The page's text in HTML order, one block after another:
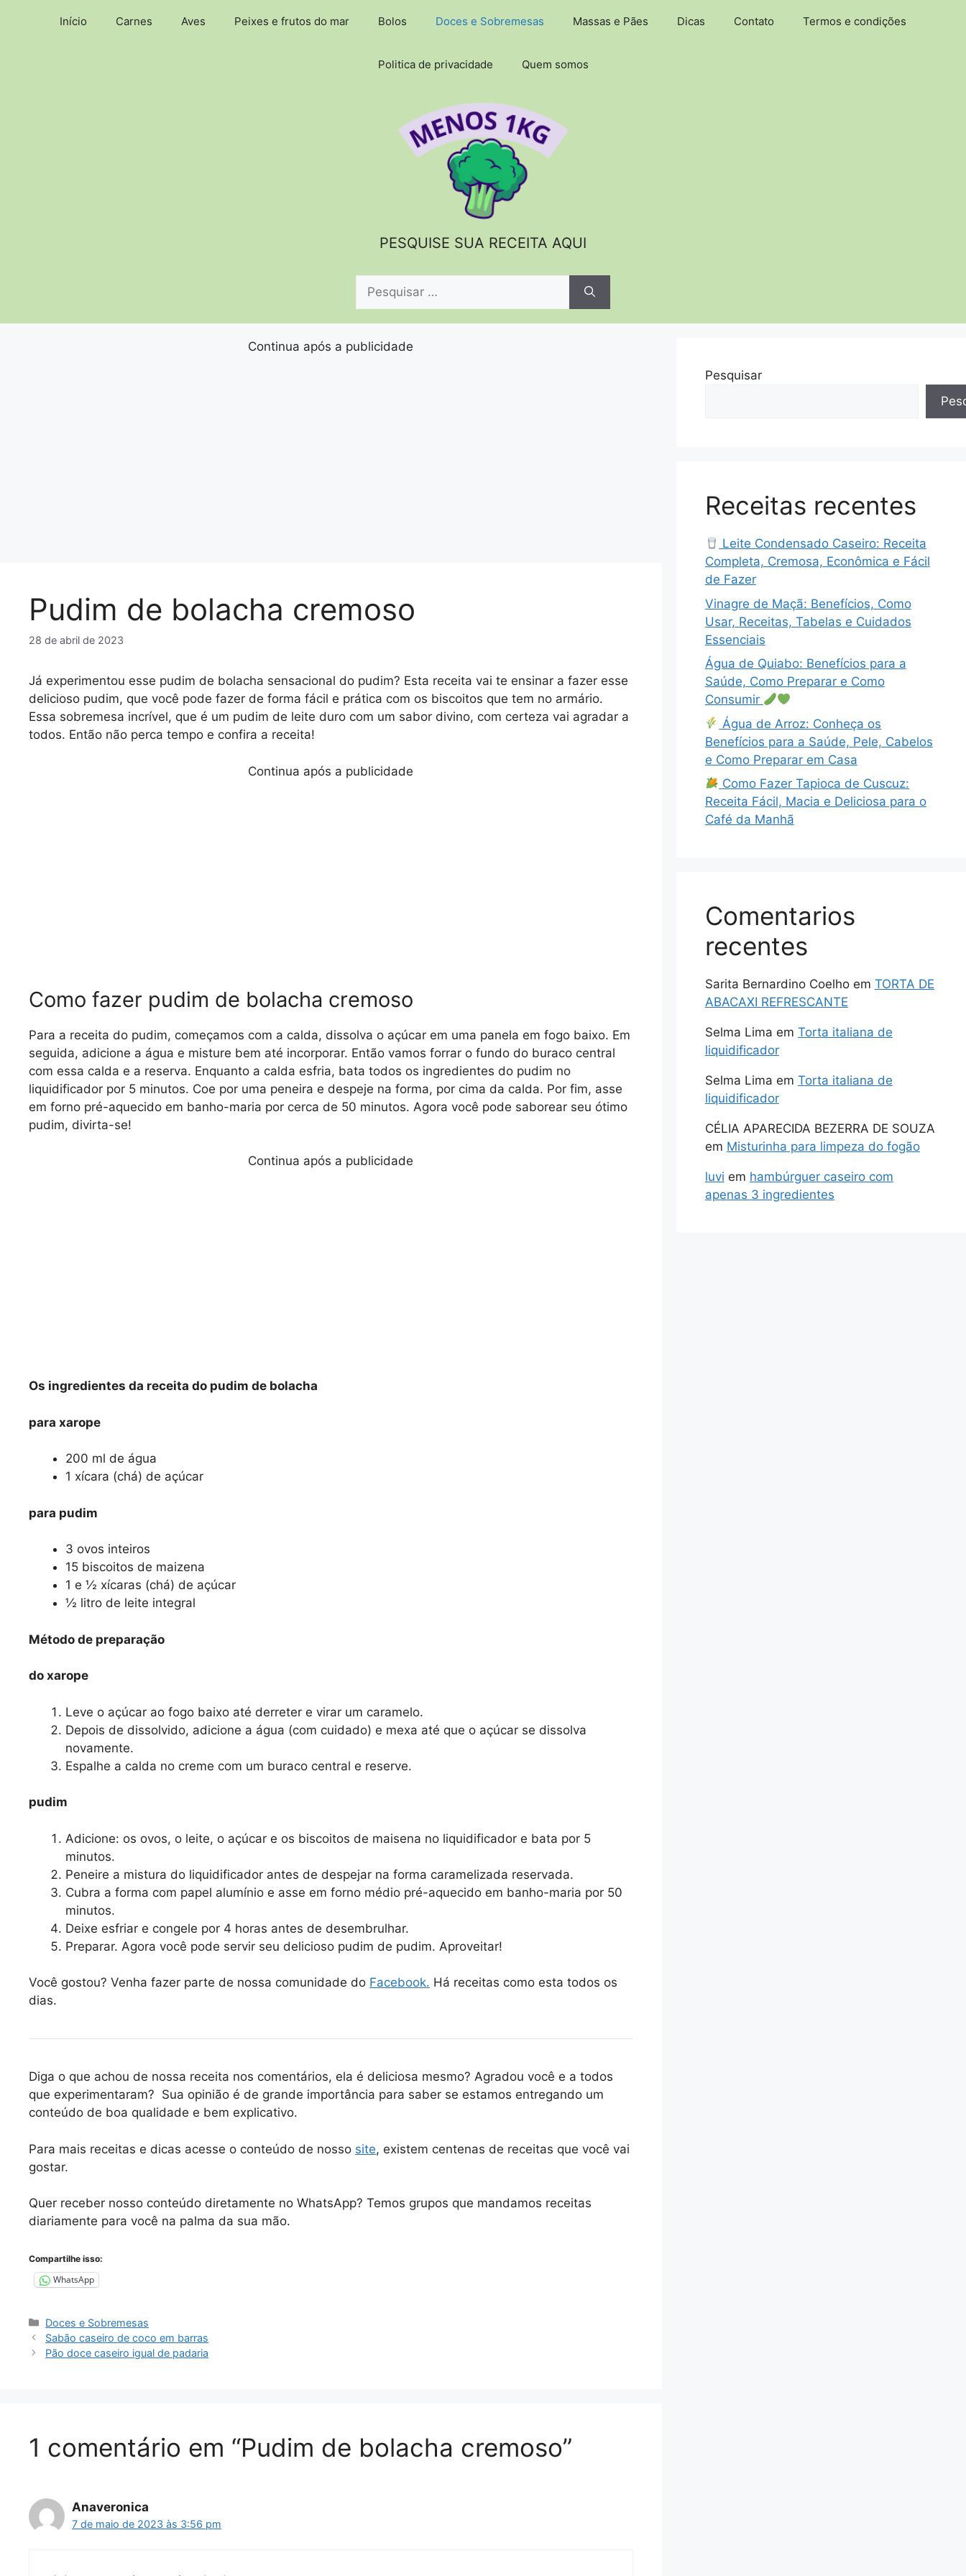
Início Carnes Aves Peixes e frutos do mar Bolos Doces e Sobremesas Massas e Pães Dicas Contato Termos e condições
Politica de privacidade Quem somos
PESQUISE SUA RECEITA AQUI
Pesquisar
Continua após a publicidade
Pudim de bolacha cremoso
28 de abril de 2023
Já experimentou esse pudim de bolacha sensacional do pudim? Esta receita vai te ensinar a fazer esse
delicioso pudim, que você pode fazer de forma fácil e prática com os biscoitos que tem no armário.
Essa sobremesa incrível, que é um pudim de leite duro com um sabor divino, com certeza vai agradar a
todos. Então não perca tempo e confira a receita!
Continua após a publicidade
Como fazer pudim de bolacha cremoso
Para a receita do pudim, começamos com a calda, dissolva o açúcar em uma panela em fogo baixo. Em
seguida, adicione a água e misture bem até incorporar. Então vamos forrar o fundo do buraco central
com essa calda e a reserva. Enquanto a calda esfria, bata todos os ingredientes do pudim no
liquidificador por 5 minutos. Coe por uma peneira e despeje na forma, por cima da calda. Por fim, asse
em forno pré-aquecido em banho-maria por cerca de 50 minutos. Agora você pode saborear seu ótimo
pudim, divirta-se!
Continua após a publicidade
Os ingredientes da receita do pudim de bolacha
para xarope
200 ml de água
1 xícara (chá) de açúcar
para pudim
3 ovos inteiros
15 biscoitos de maizena
1 e ½ xícaras (chá) de açúcar
½ litro de leite integral
Método de preparação
do xarope
Leve o açúcar ao fogo baixo até derreter e virar um caramelo.
Depois de dissolvido, adicione a água (com cuidado) e mexa até que o açúcar se dissolva
novamente.
Espalhe a calda no creme com um buraco central e reserve.
pudim
Adicione: os ovos, o leite, o açúcar e os biscoitos de maisena no liquidificador e bata por 5
minutos.
Peneire a mistura do liquidificador antes de despejar na forma caramelizada reservada.
Cubra a forma com papel alumínio e asse em forno médio pré-aquecido em banho-maria por 50
minutos.
Deixe esfriar e congele por 4 horas antes de desembrulhar.
Preparar. Agora você pode servir seu delicioso pudim de pudim. Aproveitar!
Você gostou? Venha fazer parte de nossa comunidade do Facebook. Há receitas como esta todos os
dias.
Diga o que achou de nossa receita nos comentários, ela é deliciosa mesmo? Agradou você e a todos
que experimentaram? Sua opinião é de grande importância para saber se estamos entregando um
conteúdo de boa qualidade e bem explicativo.
Para mais receitas e dicas acesse o conteúdo de nosso site, existem centenas de receitas que você vai
gostar.
Quer receber nosso conteúdo diretamente no WhatsApp? Temos grupos que mandamos receitas
diariamente para você na palma da sua mão.
Compartilhe isso:
WhatsApp
Categorias
Doces e Sobremesas
Sabão caseiro de coco em barras
Pão doce caseiro igual de padaria
1 comentário em “Pudim de bolacha cremoso”
Anaveronica
7 de maio de 2023 às 3:56 pm
Pesquisar
Receitas recentes
Leite Condensado Caseiro: Receita
Completa, Cremosa, Econômica e Fácil
de Fazer
Vinagre de Maçã: Benefícios, Como
Usar, Receitas, Tabelas e Cuidados
Essenciais
Água de Quiabo: Benefícios para a
Saúde, Como Preparar e Como
Consumir
Água de Arroz: Conheça os
Benefícios para a Saúde, Pele, Cabelos
e Como Preparar em Casa
Como Fazer Tapioca de Cuscuz:
Receita Fácil, Macia e Deliciosa para o
Café da Manhã
Comentarios
recentes
Sarita Bernardino Coelhoem TORTA DE
ABACAXI REFRESCANTE
Selma Lima em Torta italiana de
liquidificador
Selma Lima em Torta italiana de
liquidificador
CÉLIA APARECIDA BEZERRA DE SOUZA
em Misturinha para limpeza do fogão
luvi em hambúrguer caseiro com
apenas 3 ingredientes